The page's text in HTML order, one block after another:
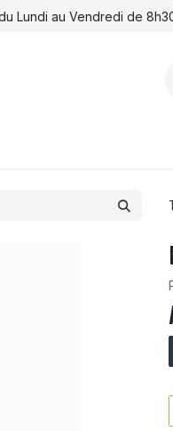
Lundi au Vendredi de